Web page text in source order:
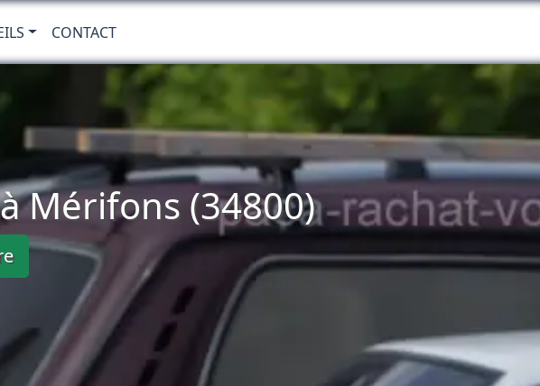
CONTACT
Mérifons (34800)